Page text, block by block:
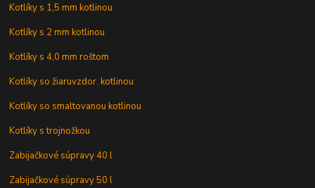
Kotlíky s 1,5 mm kotlinou
Kotlíky s 2 mm kotlinou
Kotlíky s 4,0 mm roštom
Kotlíky so žiaruvzdor. kotlinou
Kotlíky so smaltovanou kotlinou
Kotlíky s trojnožkou
Zabijačkové súpravy 40 l
Zabijačkové súpravy 50 l